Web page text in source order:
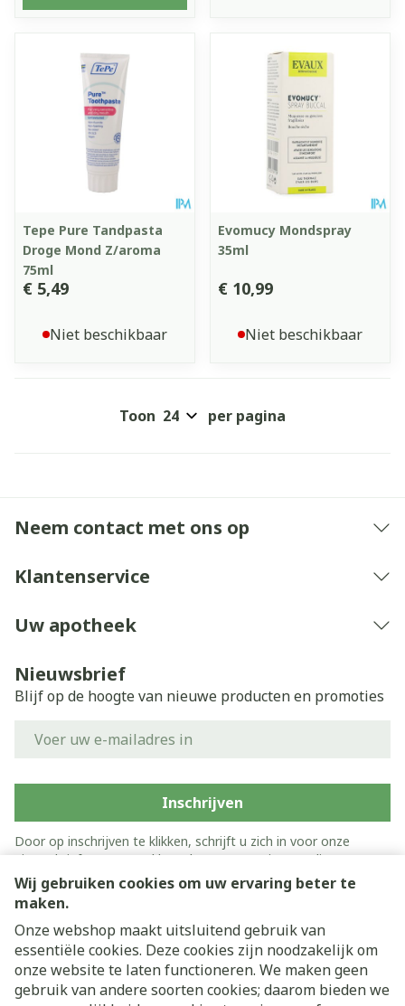
Wij gebruiken cookies om uw ervaring beter te
maken.
Onze webshop maakt uitsluitend gebruik van
essentiële cookies. Deze cookies zijn noodzakelijk om
onze website te laten functioneren. We maken geen
gebruik van andere soorten cookies; daarom bieden we
Tepe Pure Tandpasta
Droge Mond Z/aroma
75ml
€ 5,49
Niet beschikbaar
Evomucy Mondspray
35ml
€ 10,99
Niet beschikbaar
Toon per pagina
Neem contact met ons op
Klantenservice
Uw apotheek
Nieuwsbrief
Blijf op de hoogte van nieuwe producten en promoties
Inschrijven
Door op inschrijven te klikken, schrijft u zich in voor onze
nieuwsbrief en gaat u akkoord met onzeprivacy policy.